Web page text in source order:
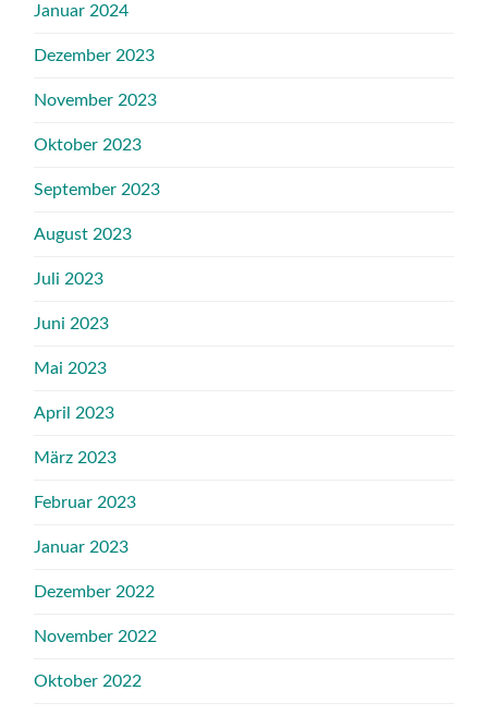
Januar 2024
Dezember 2023
November 2023
Oktober 2023
September 2023
August 2023
Juli 2023
Juni 2023
Mai 2023
April 2023
März 2023
Februar 2023
Januar 2023
Dezember 2022
November 2022
Oktober 2022